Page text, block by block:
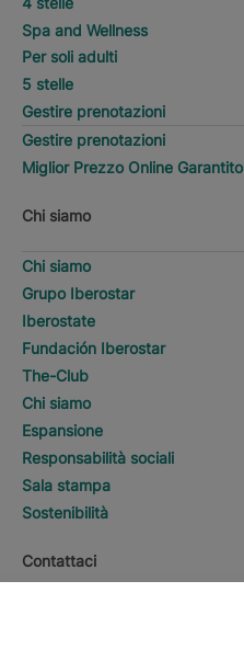
Spa and Wellness
Per soli adulti
5 stelle
Gestire prenotazioni
Gestire prenotazioni
Miglior Prezzo Online Garantito
Chi siamo
Chi siamo
Grupo Iberostar
Iberostate
Fundación Iberostar
The-Club
Chi siamo
Espansione
Responsabilità sociali
Sala stampa
Sostenibilità
Contattaci